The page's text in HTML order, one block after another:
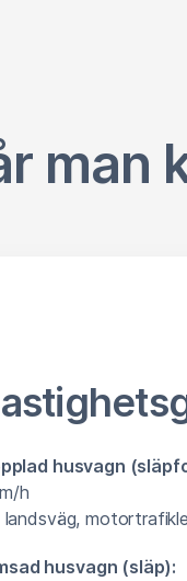
man
husvagn
h
husvagn (släp):